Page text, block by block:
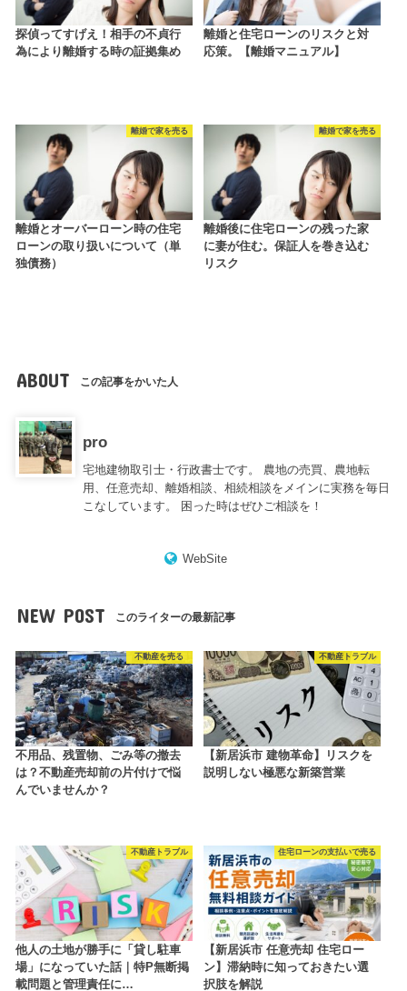
探偵ってすげえ！相手の不貞行
為により離婚する時の証拠集め
離婚と住宅ローンのリスクと対
応策。【離婚マニュアル】
離婚で家を売る
離婚とオーバーローン時の住宅
ローンの取り扱いについて（単
独債務）
離婚で家を売る
離婚後に住宅ローンの残った家
に妻が住む。保証人を巻き込む
リスク
ABOUT この記事をかいた人
pro
宅地建物取引士・行政書士です。 農地の売買、農地転
用、任意売却、離婚相談、相続相談をメインに実務を毎日
こなしています。 困った時はぜひご相談を！
WebSite
NEW POST このライターの最新記事
不動産を売る
不用品、残置物、ごみ等の撤去
は？不動産売却前の片付けで悩
んでいませんか？
不動産トラブル
【新居浜市 建物革命】リスクを
説明しない極悪な新築営業
不動産トラブル
他人の土地が勝手に「貸し駐車
場」になっていた話｜特P無断掲
載問題と管理責任に…
住宅ローンの支払いで売る
【新居浜市 任意売却 住宅ロー
ン】滞納時に知っておきたい選
択肢を解説